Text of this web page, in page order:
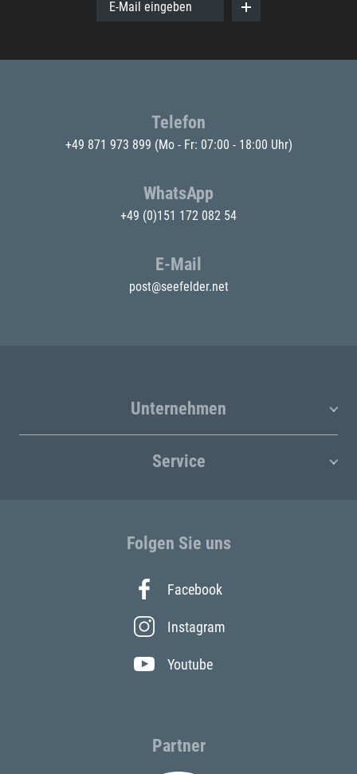
E-Mail eingeben
Telefon
+49 871 973 899 (Mo - Fr: 07:00 - 18:00 Uhr)
WhatsApp
+49 (0)151 172 082 54
E-Mail
post@seefelder.net
Unternehmen
Service
Folgen Sie uns
Facebook
Instagram
Youtube
Partner